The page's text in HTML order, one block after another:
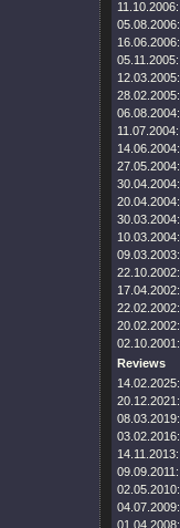
11.10.2006:
05.08.2006:
16.06.2006:
05.11.2005:
12.03.2005:
28.02.2005:
06.08.2004:
11.07.2004:
14.06.2004:
27.05.2004:
30.04.2004:
20.04.2004:
30.03.2004:
10.03.2004:
09.03.2003:
22.10.2002:
17.04.2002:
22.02.2002:
20.02.2002:
02.10.2001:
Reviews
14.02.2025:
20.12.2021:
08.03.2019:
03.02.2016:
14.11.2013:
09.09.2011:
02.05.2010:
04.07.2009:
01.04.2008: